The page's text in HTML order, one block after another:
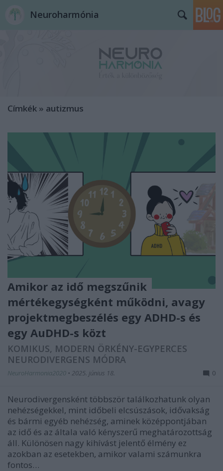
Neuroharmónia
Címkék » autizmus
Amikor az idő megszűnik
mértékegységként működni, avagy
projektmegbeszélés egy ADHD-s és
egy AuDHD-s közt
KOMIKUS, MODERN ÖRKÉNY-EGYPERCES
NEURODIVERGENS MÓDRA
NeuroHarmonia2020 • 2025. június 18. 0
Neurodivergensként többször találkozhatunk olyan
nehézségekkel, mint időbeli elcsúszások, idővakság
és bármi egyéb nehézség, aminek középpontjában
az idő és az általa való kényszerű meghatározottság
áll. Különösen nagy kihívást jelentő élmény ez
azokban az esetekben, amikor valami számunkra
fontos…